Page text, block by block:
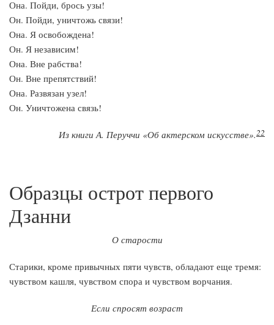
Она. Пойди, брось узы!
Он. Пойди, уничтожь связи!
Она. Я освобождена!
Он. Я независим!
Она. Вне рабства!
Он. Вне препятствий!
Она. Развязан узел!
Он. Уничтожена связь!
Из книги А. Перуччи «Об актерском искусстве».22
Образцы острот первого
Дзанни
О старости
Старики, кроме привычных пяти чувств, обладают еще тремя:
чувством кашля, чувством спора и чувством ворчания.
Если спросят возраст